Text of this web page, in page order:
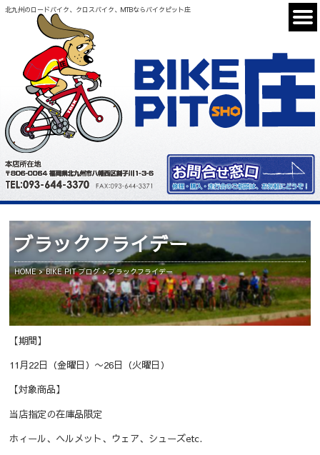
北九州のロードバイク、クロスバイク、MTBならバイクピット庄
ブラックフライデー
HOME BIKE PIT ブログ ブラックフライデー
【期間】
11月22日（金曜日）〜26日（火曜日）
【対象商品】
当店指定の在庫品限定
ホィール、ヘルメット、ウェア、シューズetc.